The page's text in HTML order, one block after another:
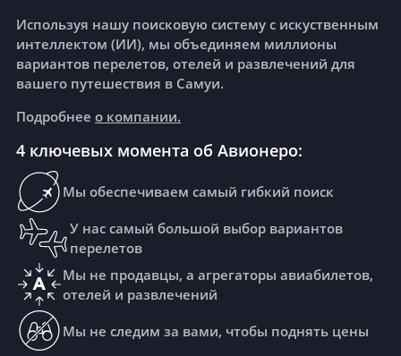
Используя нашу поисковую систему с искуственным
интеллектом (ИИ), мы объединяем миллионы
вариантов перелетов, отелей и развлечений для
вашего путешествия в Самуи.
Подробнее о компании.
4 ключевых момента об Авионеро:
Мы обеспечиваем самый гибкий поиск
У нас самый большой выбор вариантов
перелетов
Мы не продавцы, а агрегаторы авиабилетов,
отелей и развлечений
Мы не следим за вами, чтобы поднять цены